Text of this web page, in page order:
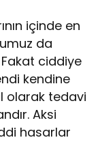
içinde en
da
Fakat ciddiye
kendine
olarak tedavi
Aksi
hasarlar